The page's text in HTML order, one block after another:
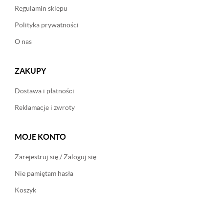
Regulamin sklepu
Polityka prywatności
O nas
ZAKUPY
Dostawa i płatności
Reklamacje i zwroty
MOJE KONTO
Zarejestruj się / Zaloguj się
Nie pamiętam hasła
Koszyk